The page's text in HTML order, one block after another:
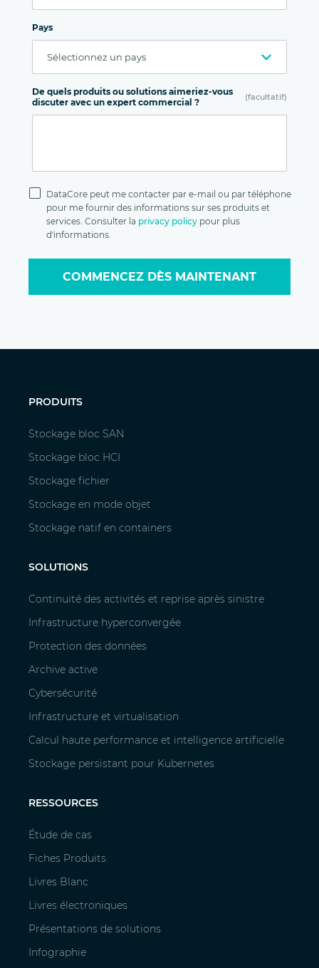
Pays
De quels produits ou solutions aimeriez-vous
discuter avec un expert commercial ?
(facultatif)
confidentialité
DataCore peut me contacter par e-mail ou par téléphone
pour me fournir des informations sur ses produits et
services. Consulter la privacy policy pour plus
d'informations.
COMMENCEZ DÈS MAINTENANT
PRODUITS
Stockage bloc SAN
Stockage bloc HCI
Stockage fichier
Stockage en mode objet
Stockage natif en containers
SOLUTIONS
Continuité des activités et reprise après sinistre
Infrastructure hyperconvergée
Protection des données
Archive active
Cybersécurité
Infrastructure et virtualisation
Calcul haute performance et intelligence artificielle
Stockage persistant pour Kubernetes
RESSOURCES
Étude de cas
Fiches Produits
Livres Blanc
Livres électroniques
Présentations de solutions
Infographie